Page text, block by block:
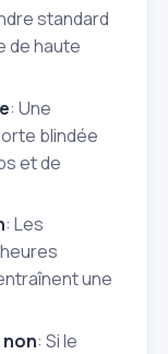
standard
de haute
: Une
blindée
et de
: Les
une
: Si le